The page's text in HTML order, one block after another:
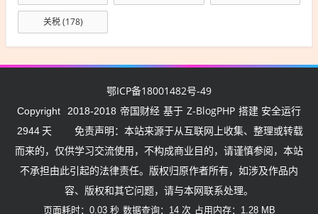
关税(178)
鄂ICP备18001482号-49
Copyright 2018-2018 帝国财经 基于 Z-BlogPHP 搭建 安全运行
2944 天
免责声明：本站来源于从互联网上收集、整理或转载
而来的，仅供学习交流使用，不构成商业目的，请谨慎参阅，本站
不承担由此引起的法律责任。版权归原作者所有，如涉及作品内
容、版权和其它问题，请与本网联系处理。
页面耗时：0.03 秒 数据查询：14 次 占用内存：1.28 MB